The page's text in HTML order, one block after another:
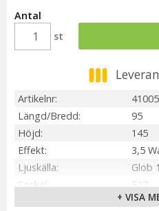
Antal
st
Artikelnr
Längd/Bredd
95
Höjd
145
Effekt
3,5
Ljuskälla
Glob
Sockel
E27
+ VISA